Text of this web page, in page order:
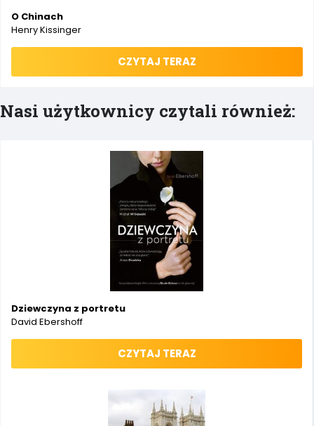
O Chinach
Henry Kissinger
CZYTAJ TERAZ
Nasi użytkownicy czytali również:
Dziewczyna z portretu
David Ebershoff
CZYTAJ TERAZ